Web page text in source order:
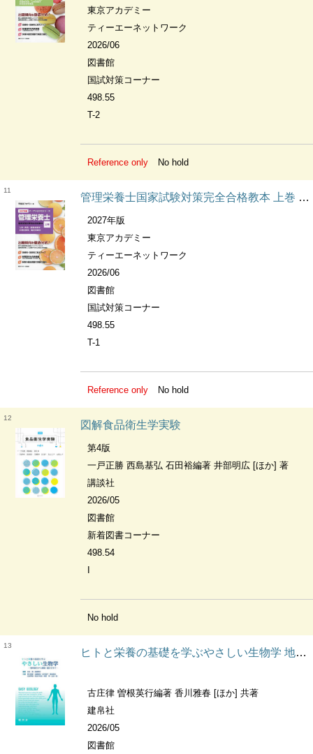
東京アカデミー
ティーエーネットワーク
2026/06
図書館
国試対策コーナー
498.55
T-2
Reference only No hold
11
管理栄養士国家試験対策完全合格教本 上巻 人体・疾病/基礎栄養学 応用栄養学/臨床栄養学 オープンセサミシリーズ
2027年版
東京アカデミー
ティーエーネットワーク
2026/06
図書館
国試対策コーナー
498.55
T-1
Reference only No hold
12
図解食品衛生学実験
第4版
一戸正勝 西島基弘 石田裕編著 井部明広 [ほか] 著
講談社
2026/05
図書館
新着図書コーナー
498.54
No hold
13
ヒトと栄養の基礎を学ぶやさしい生物学 地球誕生から細胞・遺伝子まで
古庄律 曽根英行編著 香川雅春 [ほか] 共著
建帛社
2026/05
図書館